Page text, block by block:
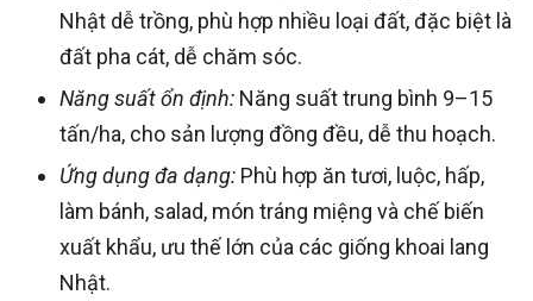
Nhật dễ trồng, phù hợp nhiều loại đất, đặc biệt là
đất pha cát, dễ chăm sóc.
Năng suất ổn định: Năng suất trung bình 9–15
tấn/ha, cho sản lượng đồng đều, dễ thu hoạch.
Ứng dụng đa dạng: Phù hợp ăn tươi, luộc, hấp,
làm bánh, salad, món tráng miệng và chế biến
xuất khẩu, ưu thế lớn của các giống khoai lang
Nhật.